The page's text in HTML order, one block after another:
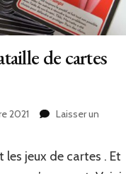
de cartes
2021
Laisser un
jeux de cartes . Et